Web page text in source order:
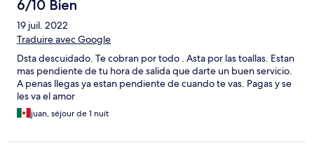
6/10 Bien
19 juil. 2022
Traduire avec Google
Dsta descuidado. Te cobran por todo . Asta por las toallas. Estan
mas pendiente de tu hora de salida que darte un buen servicio.
A penas llegas ya estan pendiente de cuando te vas. Pagas y se
les va el amor
juan, séjour de 1 nuit